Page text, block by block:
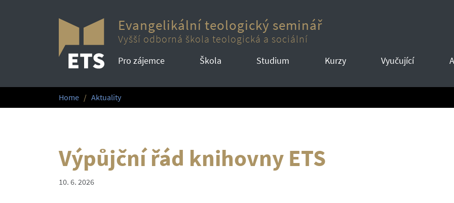
Evangelikální teologický seminář
Vyšší odborná škola teologická a sociální
Pro zájemce Škola Studium Kurzy Vyučující
Home Aktuality
Výpůjční řád knihovny ETS
10. 6. 2026